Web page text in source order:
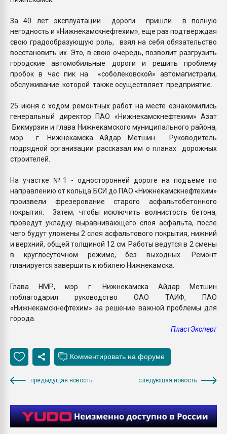
За 40 лет эксплуатации дороги пришли в полную
негодность и «Нижнекамскнефтехим», еще раз подтверждая
свою градообразующую роль, взял на себя обязательство
восстановить их. Это, в свою очередь, позволит разгрузить
городские автомобильные дороги и решить проблему
пробок в час пик на «соболековской» автомагистрали,
обслуживание которой также осуществляет предприятие.
25 июня с ходом ремонтных работ на месте ознакомились
генеральный директор ПАО «Нижнекамскнефтехим» Азат
Бикмурзин и глава Нижнекамского муниципального района,
мэр г. Нижнекамска Айдар Метшин. Руководитель
подрядной организации рассказал им о планах дорожных
строителей.
На участке №1 - односторонней дороге на подъеме по
направлению от кольца БСИ до ПАО «Нижнекамскнефтехим»
произвели фрезерование старого асфальтобетонного
покрытия. Затем, чтобы исключить волнистость бетона,
проведут укладку выравнивающего слоя асфальта, после
чего будут уложены 2 слоя асфальтового покрытия, нижний
и верхний, общей толщиной 12 см. Работы ведутся в 2 смены
в круглосуточном режиме, без выходных. Ремонт
планируется завершить к юбилею Нижнекамска.
Глава НМР, мэр г. Нижнекамска Айдар Метшин
поблагодарил руководство ОАО ТАИФ, ПАО
«Нижнекамскнефтехим» за решение важной проблемы для
города.
ПластЭксперт
предыдущая новость следующая новость